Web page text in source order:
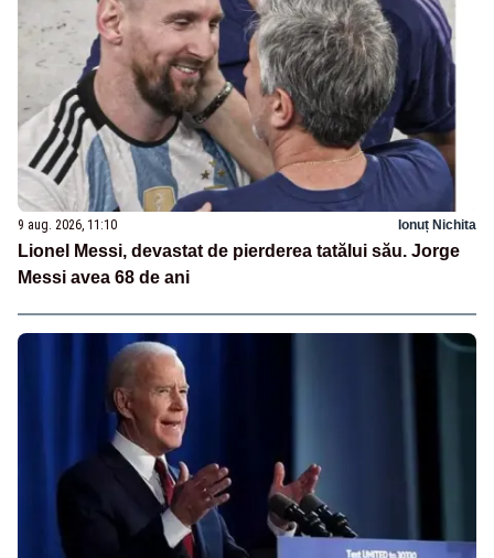
9 aug. 2026, 11:10 Ionuț Nichita
Lionel Messi, devastat de pierderea tatălui său. Jorge
Messi avea 68 de ani